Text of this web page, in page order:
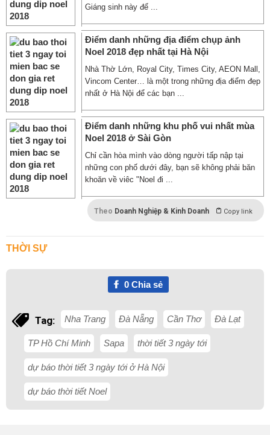
Giáng sinh này để ...
Điểm danh những địa điểm chụp ảnh
Noel 2018 đẹp nhất tại Hà Nội
Nhà Thờ Lớn, Royal City, Times City, AEON Mall,
Vincom Center… là một trong những địa điểm đẹp
nhất ở Hà Nội để các bạn ...
Điểm danh những khu phố vui nhất mùa
Noel 2018 ở Sài Gòn
Chỉ cần hòa mình vào dòng người tấp nập tại
những con phố dưới đây, bạn sẽ không phải băn
khoăn về viêc "Noel đi ...
Theo Doanh Nghiệp & Kinh Doanh Copy link
THỜI SỰ
0Chia sẻ
Tag: Nha Trang Đà Nẵng Cần Thơ Đà Lạt
TP Hồ Chí Minh Sapa thời tiết 3 ngày tới
dự báo thời tiết 3 ngày tới ở Hà Nội
dự báo thời tiết Noel